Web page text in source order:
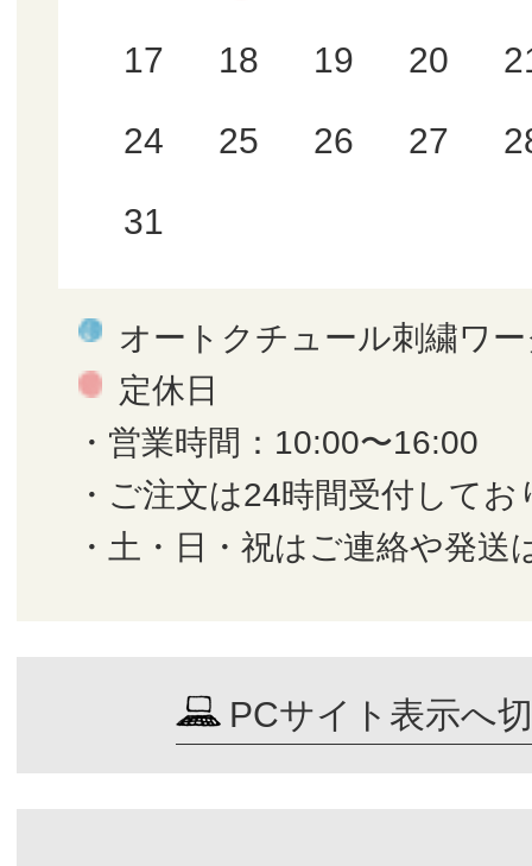
17 18 19 20
24 25 26 27
31
オートクチュール刺繍ワ
定休日
・営業時間：10:00〜16:00
・ご注文は24時間受付してお
・土・日・祝はご連絡や発送
PCサイト表示へ